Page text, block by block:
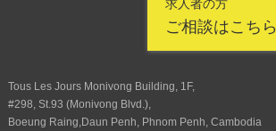
求人者の方
ご相談はこちら
Tous Les Jours Monivong Building, 1F,
#298, St.93 (Monivong Blvd.),
Boeung Raing,Daun Penh, Phnom Penh, Cambodia